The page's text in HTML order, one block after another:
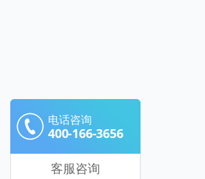
电话咨询
400-166-3656
客服咨询